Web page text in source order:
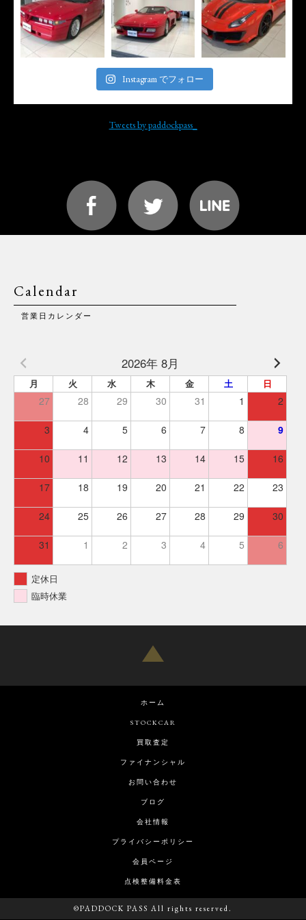
Instagram でフォロー
Tweets by paddockpass_
Calendar
営業日カレンダー
2026年 8月
月 火 水 木 金 土 日
27 28 29 30 31 1 2
3 4 5 6 7 8 9
10 11 12 13 14 15 16
17 18 19 20 21 22 23
24 25 26 27 28 29 30
31 1 2 3 4 5 6
定休日
臨時休業
ホーム
STOCKCAR
買取査定
ファイナンシャル
お問い合わせ
ブログ
会社情報
プライバシーポリシー
会員ページ
点検整備料金表
©PADDOCK PASS All rights reserved.